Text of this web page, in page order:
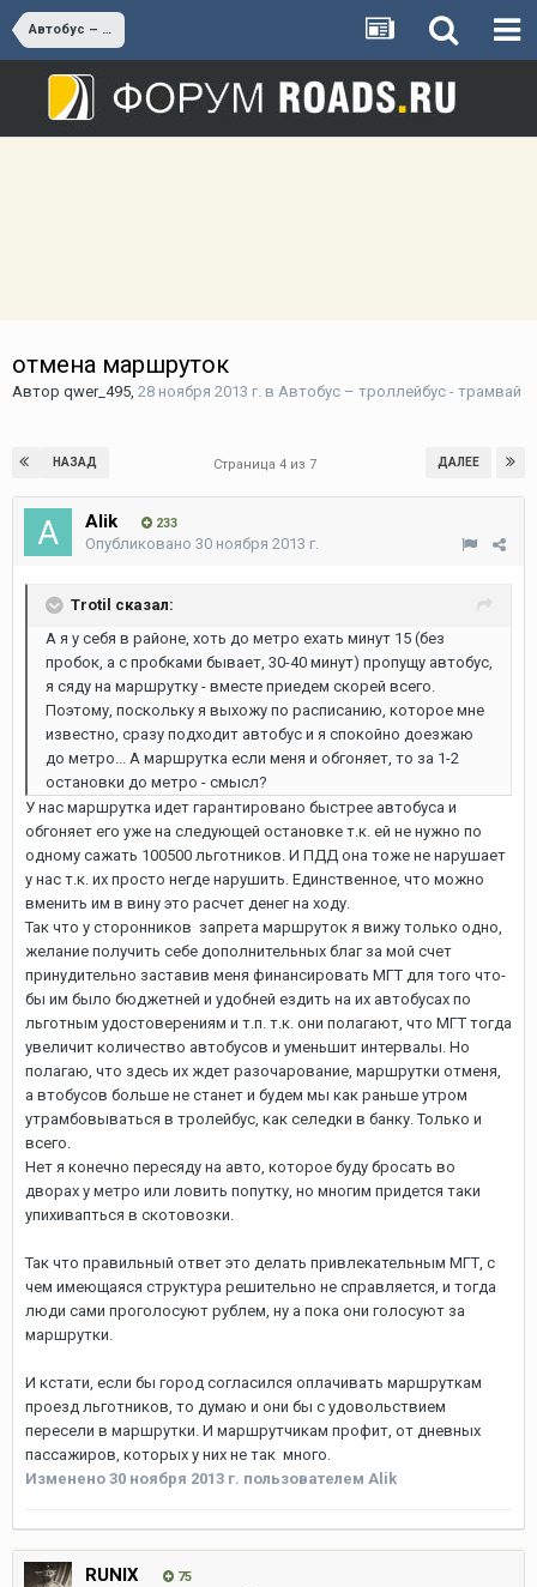
Автобус – троллейбус - трамвай
отмена маршруток
Автор qwer_495, 28 ноября 2013 г. в Автобус – троллейбус - трамвай
НАЗАД ДАЛЕЕ
Страница 4 из 7
Alik 233
Опубликовано 30 ноября 2013 г.
Trotil сказал:
А я у себя в районе, хоть до метро ехать минут 15 (без
пробок, а с пробками бывает, 30-40 минут) пропущу автобус,
я сяду на маршрутку - вместе приедем скорей всего.
Поэтому, поскольку я выхожу по расписанию, которое мне
известно, сразу подходит автобус и я спокойно доезжаю
до метро... А маршрутка если меня и обгоняет, то за 1-2
остановки до метро - смысл?
У нас маршрутка идет гарантировано быстрее автобуса и
обгоняет его уже на следующей остановке т.к. ей не нужно по
одному сажать 100500 льготников. И ПДД она тоже не нарушает
у нас т.к. их просто негде нарушить. Единственное, что можно
вменить им в вину это расчет денег на ходу.
Так что у сторонников запрета маршруток я вижу только одно,
желание получить себе дополнительных благ за мой счет
принудительно заставив меня финансировать МГТ для того что-
бы им было бюджетней и удобней ездить на их автобусах по
льготным удостоверениям и т.п. т.к. они полагают, что МГТ тогда
увеличит количество автобусов и уменьшит интервалы. Но
полагаю, что здесь их ждет разочарование, маршрутки отменя,
а втобусов больше не станет и будем мы как раньше утром
утрамбовываться в тролейбус, как селедки в банку. Только и
всего.
Нет я конечно пересяду на авто, которое буду бросать во
дворах у метро или ловить попутку, но многим придется таки
упихивапться в скотовозки.
Так что правильный ответ это делать привлекательным МГТ, с
чем имеющаяся структура решительно не справляется, и тогда
люди сами проголосуют рублем, ну а пока они голосуют за
маршрутки.
И кстати, если бы город согласился оплачивать маршруткам
проезд льготников, то думаю и они бы с удовольствием
пересели в маршрутки. И маршрутчикам профит, от дневных
пассажиров, которых у них не так много.
Изменено 30 ноября 2013 г. пользователем Alik
RUNIX 75